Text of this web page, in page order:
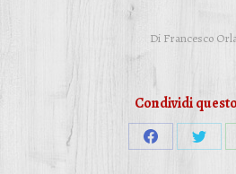
Di Francesco
Condividi
Condividi